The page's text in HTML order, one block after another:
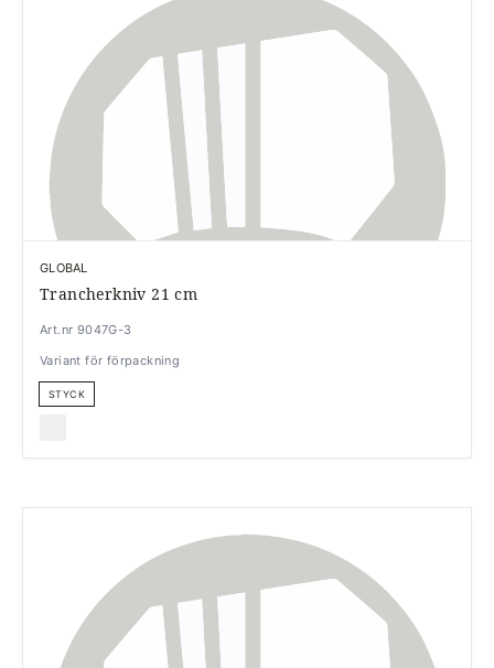
GLOBAL
Trancherkniv 21 cm
Art.nr 9047G-3
Variant för förpackning
STYCK